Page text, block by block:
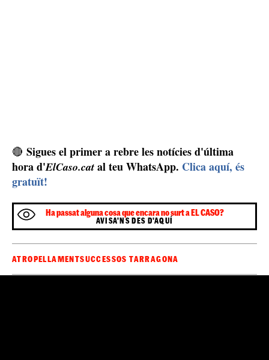
🔴 Sigues el primer a rebre les notícies d'última
hora d'ElCaso.cat al teu WhatsApp. Clica aquí, és
gratuït!
Ha passat alguna cosa que encara no surt a EL CASO?
AVISA'NS DES D'AQUÍ
ATROPELLAMENTSUCCESSOS TARRAGONA